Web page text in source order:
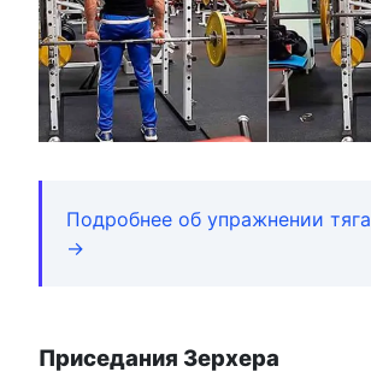
Подробнее об упражнении
→
Приседания Зерхера